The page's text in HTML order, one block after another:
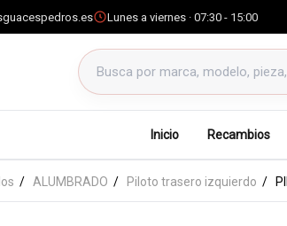
Lunes a viernes · 07:30 - 15:00
Buscar productos
Inicio Recambios
ALUMBRADO Piloto trasero izquierdo